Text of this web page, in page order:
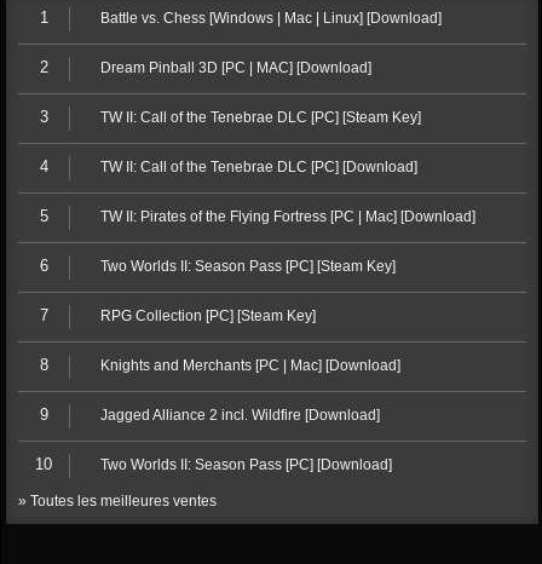
1 Battle vs. Chess [Windows | Mac | Linux] [Download]
2 Dream Pinball 3D [PC | MAC] [Download]
3 TW II: Call of the Tenebrae DLC [PC] [Steam Key]
4 TW II: Call of the Tenebrae DLC [PC] [Download]
5 TW II: Pirates of the Flying Fortress [PC | Mac] [Download]
6 Two Worlds II: Season Pass [PC] [Steam Key]
7 RPG Collection [PC] [Steam Key]
8 Knights and Merchants [PC | Mac] [Download]
9 Jagged Alliance 2 incl. Wildfire [Download]
10 Two Worlds II: Season Pass [PC] [Download]
» Toutes les meilleures ventes